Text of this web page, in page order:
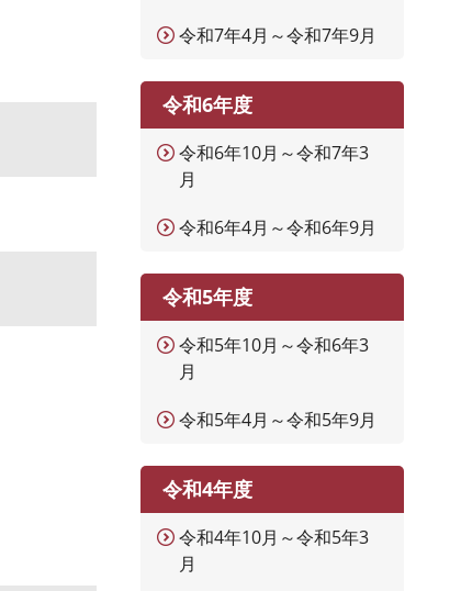
令和7年4月～令和7年9月
令和6年度
令和6年10月～令和7年3
月
令和6年4月～令和6年9月
令和5年度
令和5年10月～令和6年3
月
令和5年4月～令和5年9月
令和4年度
令和4年10月～令和5年3
月